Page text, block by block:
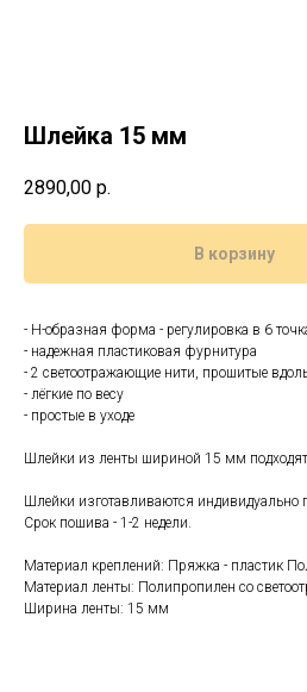
Шлейка 15 мм
2890,00 р.
В корзину
- Н-образная форма - регулировка в 6
- надежная пластиковая фурнитура
- 2 светоотражающие нити, прошитые
- лёгкие по весу
- простые в уходе
Шлейки из ленты шириной 15 мм подходят
Шлейки изготавливаются
Срок пошива - 1-2 недели.
Материал креплений: Пряжка - пластик
Материал ленты: Полипропилен со
Ширина ленты: 15 мм